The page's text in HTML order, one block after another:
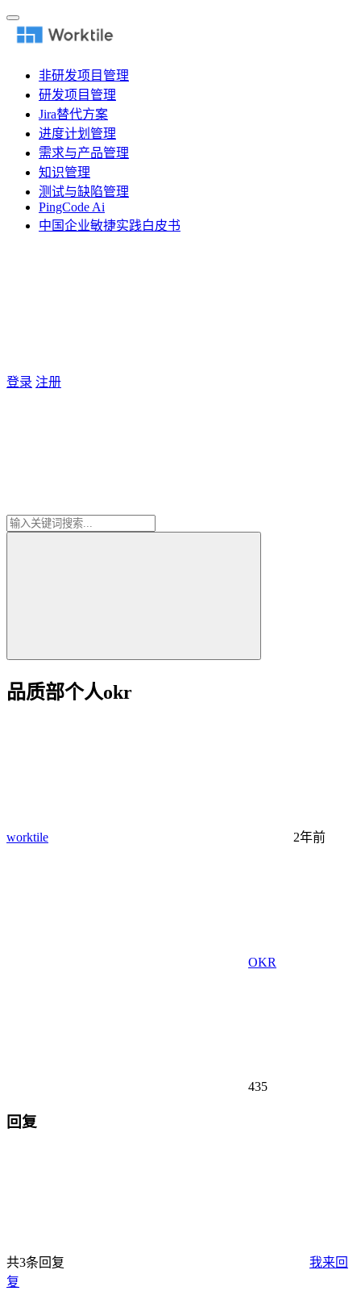
非研发项目管理
研发项目管理
Jira替代方案
进度计划管理
需求与产品管理
知识管理
测试与缺陷管理
PingCode Ai
中国企业敏捷实践白皮书
登录 注册
品质部个人okr
worktile 2年前
OKR
435
回复
共3条回复
我来回
复